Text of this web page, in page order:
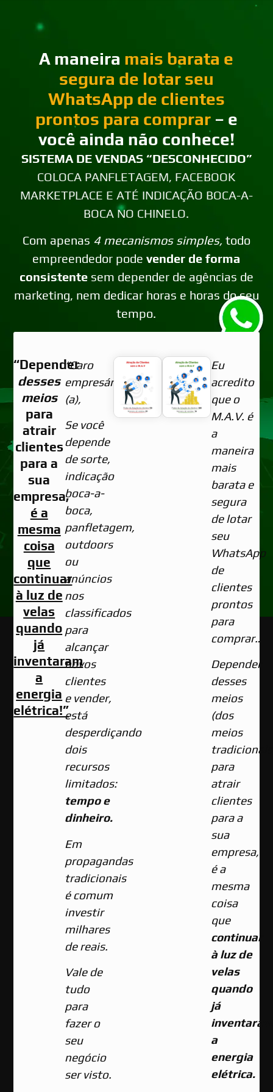
A maneira mais barata e
segura de lotar seu
WhatsApp de clientes
prontos para comprar– e
você ainda não conhece!
SISTEMA DE VENDAS “DESCONHECIDO”
COLOCA PANFLETAGEM, FACEBOOK
MARKETPLACE E ATÉ INDICAÇÃO BOCA-A-
BOCA NO CHINELO.
Com apenas 4 mecanismos simples, todo
empreendedor podevender de forma
consistentesem depender de agências de
marketing, nem dedicar horas e horas do seu
tempo.
“Depender
desses
meios
para
atrair
clientes
para a
sua
empresa,
é a
mesma
coisa
que
continuar
à luz de
velas
quando
já
inventaram
a
energia
elétrica!”
“Caro
empresário
(a),
Se você
depende
de sorte,
indicação
boca-a-
boca,
panfletagem,
outdoors
ou
anúncios
nos
classificados
para
alcançar
novos
clientes
e vender,
está
desperdiçando
dois
recursos
limitados:
tempo e
dinheiro.
Em
propagandas
tradicionais
é comum
investir
milhares
de reais.
Vale de
tudo
para
fazer o
seu
negócio
ser visto.
Eu
acredito
que o
M.A.V. é
a
maneira
mais
barata e
segura
de lotar
seu
WhatsApp
de
clientes
prontos
para
comprar…
Depender
desses
meios
(dos
meios
para
atrair
clientes
para a
sua
empresa,
é a
mesma
coisa
que
continuar
à luz de
velas
quando
já
inventaram
a
energia
elétrica.